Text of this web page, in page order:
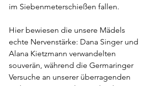
im Siebenmeterschießen fallen.
Hier bewiesen die unsere Mädels
echte Nervenstärke: Dana Singer und
Alana Kietzmann verwandelten
souverän, während die Germaringer
Versuche an unserer überragenden